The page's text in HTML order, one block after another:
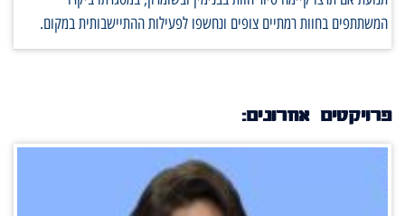
המשתתפים בחוות רמתיים צופים ונחשפו לפעילות ההתיישבותית במקום.
פרויקטים אחרונים: